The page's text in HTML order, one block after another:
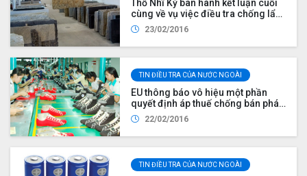
Thổ Nhĩ Kỳ ban hành kết luận cuối
cùng về vụ việc điều tra chống lẩn
tránh thuế chống bán phá giá đối
với sản phẩm đá granite nhập khẩu
từ Việt Nam
23/02/2016
TIN ĐIỀU TRA CỦA NƯỚC NGOÀI
EU thông báo vô hiệu một phần
quyết định áp thuế chống bán phá
giá đối với giày mũ da nhập khẩu
từ Việt Nam và Trung Quốc
22/02/2016
TIN ĐIỀU TRA CỦA NƯỚC NGOÀI